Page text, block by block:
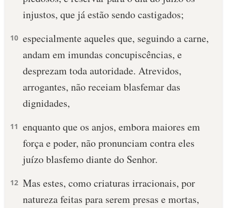
injustos, que já estão sendo castigados;
10 especialmente aqueles que, seguindo a carne,
andam em imundas concupiscências, e
desprezam toda autoridade. Atrevidos,
arrogantes, não receiam blasfemar das
dignidades,
11 enquanto que os anjos, embora maiores em
força e poder, não pronunciam contra eles
juízo blasfemo diante do Senhor.
12 Mas estes, como criaturas irracionais, por
natureza feitas para serem presas e mortas,